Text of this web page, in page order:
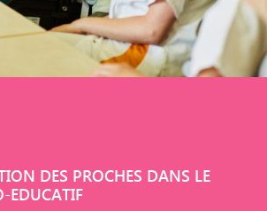
DES PROCHES DANS LE
EDUCATIF